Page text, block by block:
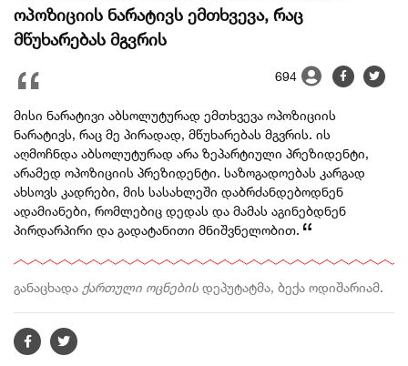
ოპოზიციის ნარატივს ემთხვევა, რაც
მწუხარებას მგვრის
694
მისი ნარატივი აბსოლუტურად ემთხვევა ოპოზიციის
ნარატივს, რაც მე პირადად, მწუხარებას მგვრის. ის
აღმოჩნდა აბსოლუტურად არა ზეპარტიული პრეზიდენტი,
არამედ ოპოზიციის პრეზიდენტი. საზოგადოებას კარგად
ახსოვს კადრები, მის სასახლეში დაბრძანდებოდნენ
ადამიანები, რომლებიც დედას და მამას აგინებდნენ
პირდარპირი და გადატანითი მნიშვნელობით.
განაცხადა ქართული ოცნების დეპუტატმა, ბექა ოდიშარიამ.